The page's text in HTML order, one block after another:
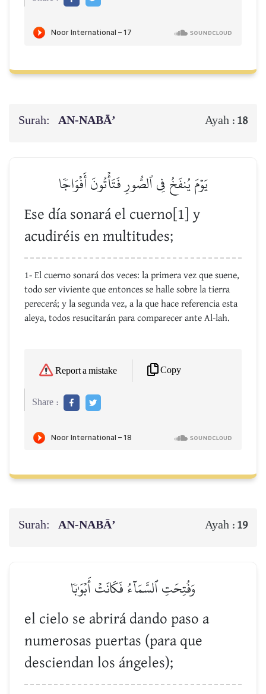
Surah: AN-NABĀ’ Ayah : 18
يَوۡمَ يُنفَخُ فِي ٱلصُّورِ فَتَأۡتُونَ أَفۡوَاجٗا
Ese día sonará el cuerno[1] y
acudiréis en multitudes;
1- El cuerno sonará dos veces: la primera vez que suene,
todo ser viviente que entonces se halle sobre la tierra
perecerá; y la segunda vez, a la que hace referencia esta
aleya, todos resucitarán para comparecer ante Al-lah.
Report a mistake Copy
Share :
Surah: AN-NABĀ’ Ayah : 19
وَفُتِحَتِ ٱلسَّمَآءُ فَكَانَتۡ أَبۡوَٰبٗا
el cielo se abrirá dando paso a
numerosas puertas (para que
desciendan los ángeles);